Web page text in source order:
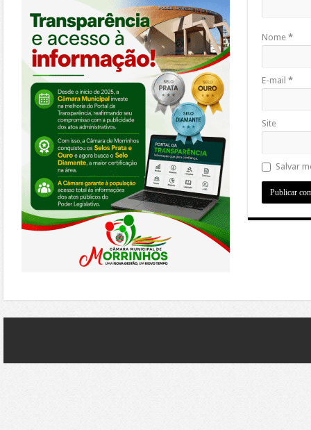
Nome *
E-mail *
Site
Salvar